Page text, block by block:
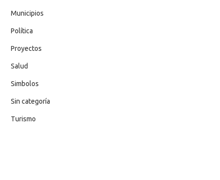
Municipios
Política
Proyectos
Salud
Simbolos
Sin categoría
Turismo